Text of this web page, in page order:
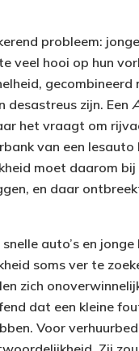
probleem:
veel hooi op hun
gecombineerd
desastreus zijn. Een
het vraagt om
van een lesauto
moet daarom bij
en daar
auto’s en
soms ver te
zich
dat een kleine
Voor